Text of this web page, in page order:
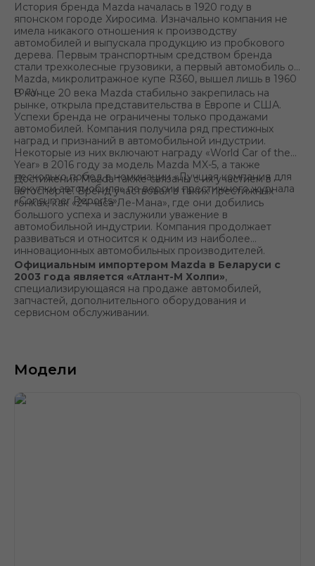
История бренда Mazda началась в 1920 году в
японском городе Хиросима. Изначально компания не
имела никакого отношения к производству
автомобилей и выпускала продукцию из пробкового
дерева. Первым транспортным средством бренда
стали трехколесные грузовики, а первый автомобиль от
Mazda, микролитражное купе R360, вышел лишь в 1960
году.
В конце 20 века Mazda стабильно закрепилась на
рынке, открыла представительства в Европе и США.
Успехи бренда не ограничены только продажами
автомобилей. Компания получила ряд престижных
наград и признаний в автомобильной индустрии.
Некоторые из них включают награду «World Car of the
Year» в 2016 году за модель Mazda MX-5, а также
несколько побед в номинации «Лучшая компания для
покупки автомобиля» по версии престижного журнала
«Consumer Reports».
Достижения Mazda также связаны с их участием в
автоспорте. Бренд участвовал в таких престижных
гонках, как «24 часа Ле-Мана», где они добились
большого успеха и заслужили уважение в
автомобильной индустрии. Компания продолжает
развиваться и относится к одним из наиболее
инновационных автомобильных производителей.
Официальным импортером Mazda в Беларуси с
2003 года является «Атлант-М Холпи»,
специализирующаяся на продаже автомобилей,
запчастей, дополнительного оборудования и
сервисном обслуживании.
Модели